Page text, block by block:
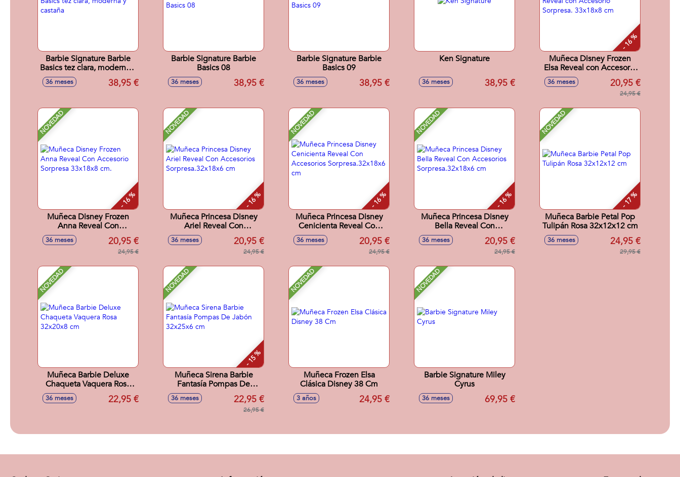
Barbie Signature Barbie
Basics tez clara, moderna y
castaña
36 meses 38,95 €
Barbie Signature Barbie
Basics 08
36 meses 38,95 €
Barbie Signature Barbie
Basics 09
36 meses 38,95 €
Ken Signature
36 meses 38,95 €
- 16 %
Muñeca Disney Frozen
Elsa Reveal con Accesorio
Sorpresa. 33x18x8 cm
36 meses 20,95 €
24,95 €
NOVEDAD
- 16 %
Muñeca Disney Frozen
Anna Reveal Con
Accesorio Sorpresa
33x18x8 cm.
36 meses 20,95 €
24,95 €
NOVEDAD
- 16 %
Muñeca Princesa Disney
Ariel Reveal Con
Accesorios
Sorpresa.32x18x6 cm
36 meses 20,95 €
24,95 €
NOVEDAD
- 16 %
Muñeca Princesa Disney
Cenicienta Reveal Con
Accesorios
Sorpresa.32x18x6 cm
36 meses 20,95 €
24,95 €
NOVEDAD
- 16 %
Muñeca Princesa Disney
Bella Reveal Con
Accesorios
Sorpresa.32x18x6 cm
36 meses 20,95 €
24,95 €
NOVEDAD
- 17 %
Muñeca Barbie Petal Pop
Tulipán Rosa 32x12x12 cm
36 meses 24,95 €
29,95 €
NOVEDAD
Muñeca Barbie Deluxe
Chaqueta Vaquera Rosa
32x20x8 cm
36 meses 22,95 €
NOVEDAD
- 15 %
Muñeca Sirena Barbie
Fantasía Pompas De
Jabón 32x25x6 cm
36 meses 22,95 €
26,95 €
NOVEDAD
Muñeca Frozen Elsa
Clásica Disney 38 Cm
3 años 24,95 €
NOVEDAD
Barbie Signature Miley
Cyrus
36 meses 69,95 €